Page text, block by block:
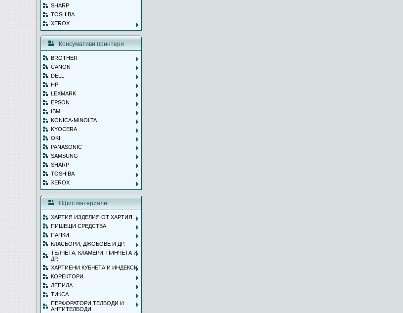
SHARP
TOSHIBA
XEROX
Консумативи принтери
BROTHER
CANON
DELL
HP
LEXMARK
EPSON
IBM
KONICA-MINOLTA
KYOCERA
OKI
PANASONIC
SAMSUNG
SHARP
TOSHIBA
XEROX
Офис материали
ХАРТИЯ ИЗДЕЛИЯ ОТ ХАРТИЯ
ПИШЕЩИ СРЕДСТВА
ПАПКИ
КЛАСЬОРИ, ДЖОБОВЕ И ДР.
ТЕЛЧЕТА, КЛАМЕРИ, ПИНЧЕТА И
ДР.
ХАРТИЕНИ КУБЧЕТА И ИНДЕКСИ
КОРЕКТОРИ
ЛЕПИЛА
ТИКСА
ПЕРФОРАТОРИ,ТЕЛБОДИ И
АНТИТЕЛБОДИ